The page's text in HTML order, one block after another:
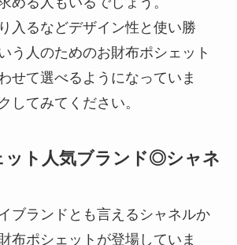
入るなどデザイン性と使い勝
う人のためのお財布ポシェット
せて選べるようになっていま
してみてください。
ット人気ブランド◎シャネ
ブランドとも言えるシャネルか
布ポシェットが登場していま